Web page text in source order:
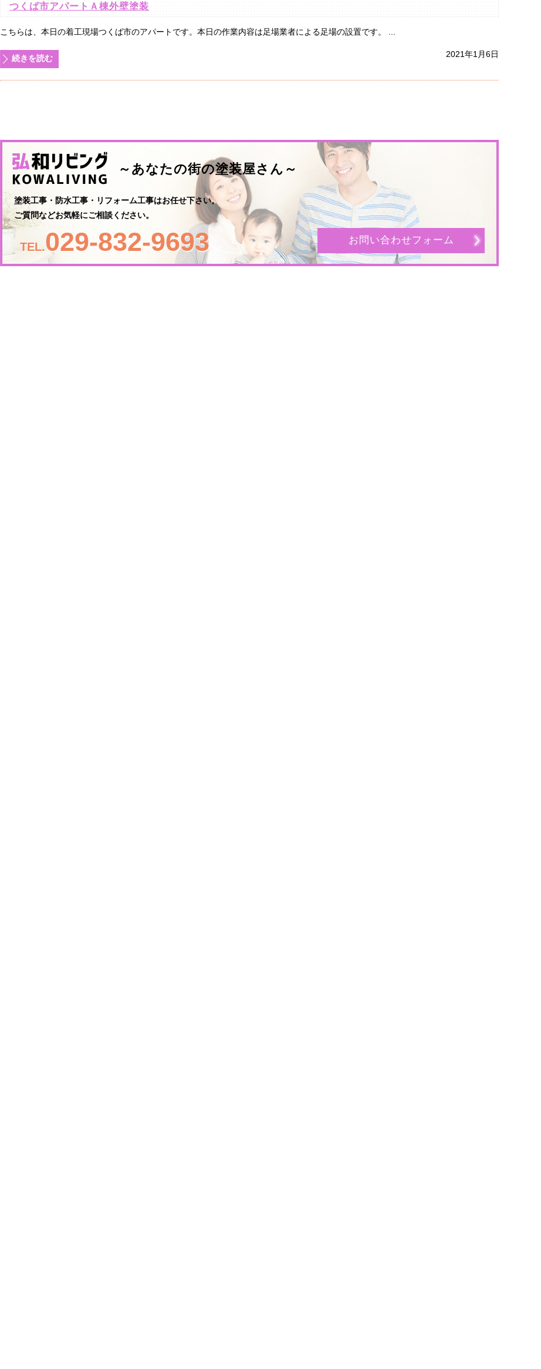
つくば市アパートＡ棟外壁塗装
こちらは、本日の着工現場つくば市のアパートです。本日の作業内容は足場業者による足場の設置です。 ...
2021年1月6日
続きを読む
～あなたの街の塗装屋さん～
塗装工事・防水工事・リフォーム工事はお任せ下さい。
ご質問などお気軽にご相談ください。
TEL.029-832-9693 お問い合わせフォーム